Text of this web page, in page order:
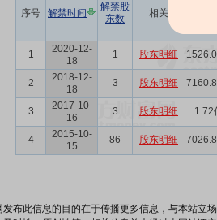
序号 解禁时间
解禁股
东数
相关
1
2020-12-
18
1 股东明细
2
2018-12-
18
3 股东明细
3
2017-10-
16
3 股东明细 1.72
4
2015-10-
15
86 股东明细
发布此信息的目的在于传播更多信息，与本站立